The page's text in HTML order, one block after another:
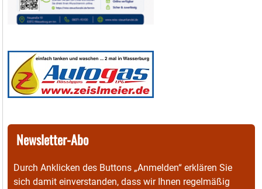
Newsletter-Abo
Durch Anklicken des Buttons „Anmelden“ erklären Sie
sich damit einverstanden, dass wir Ihnen regelmäßig